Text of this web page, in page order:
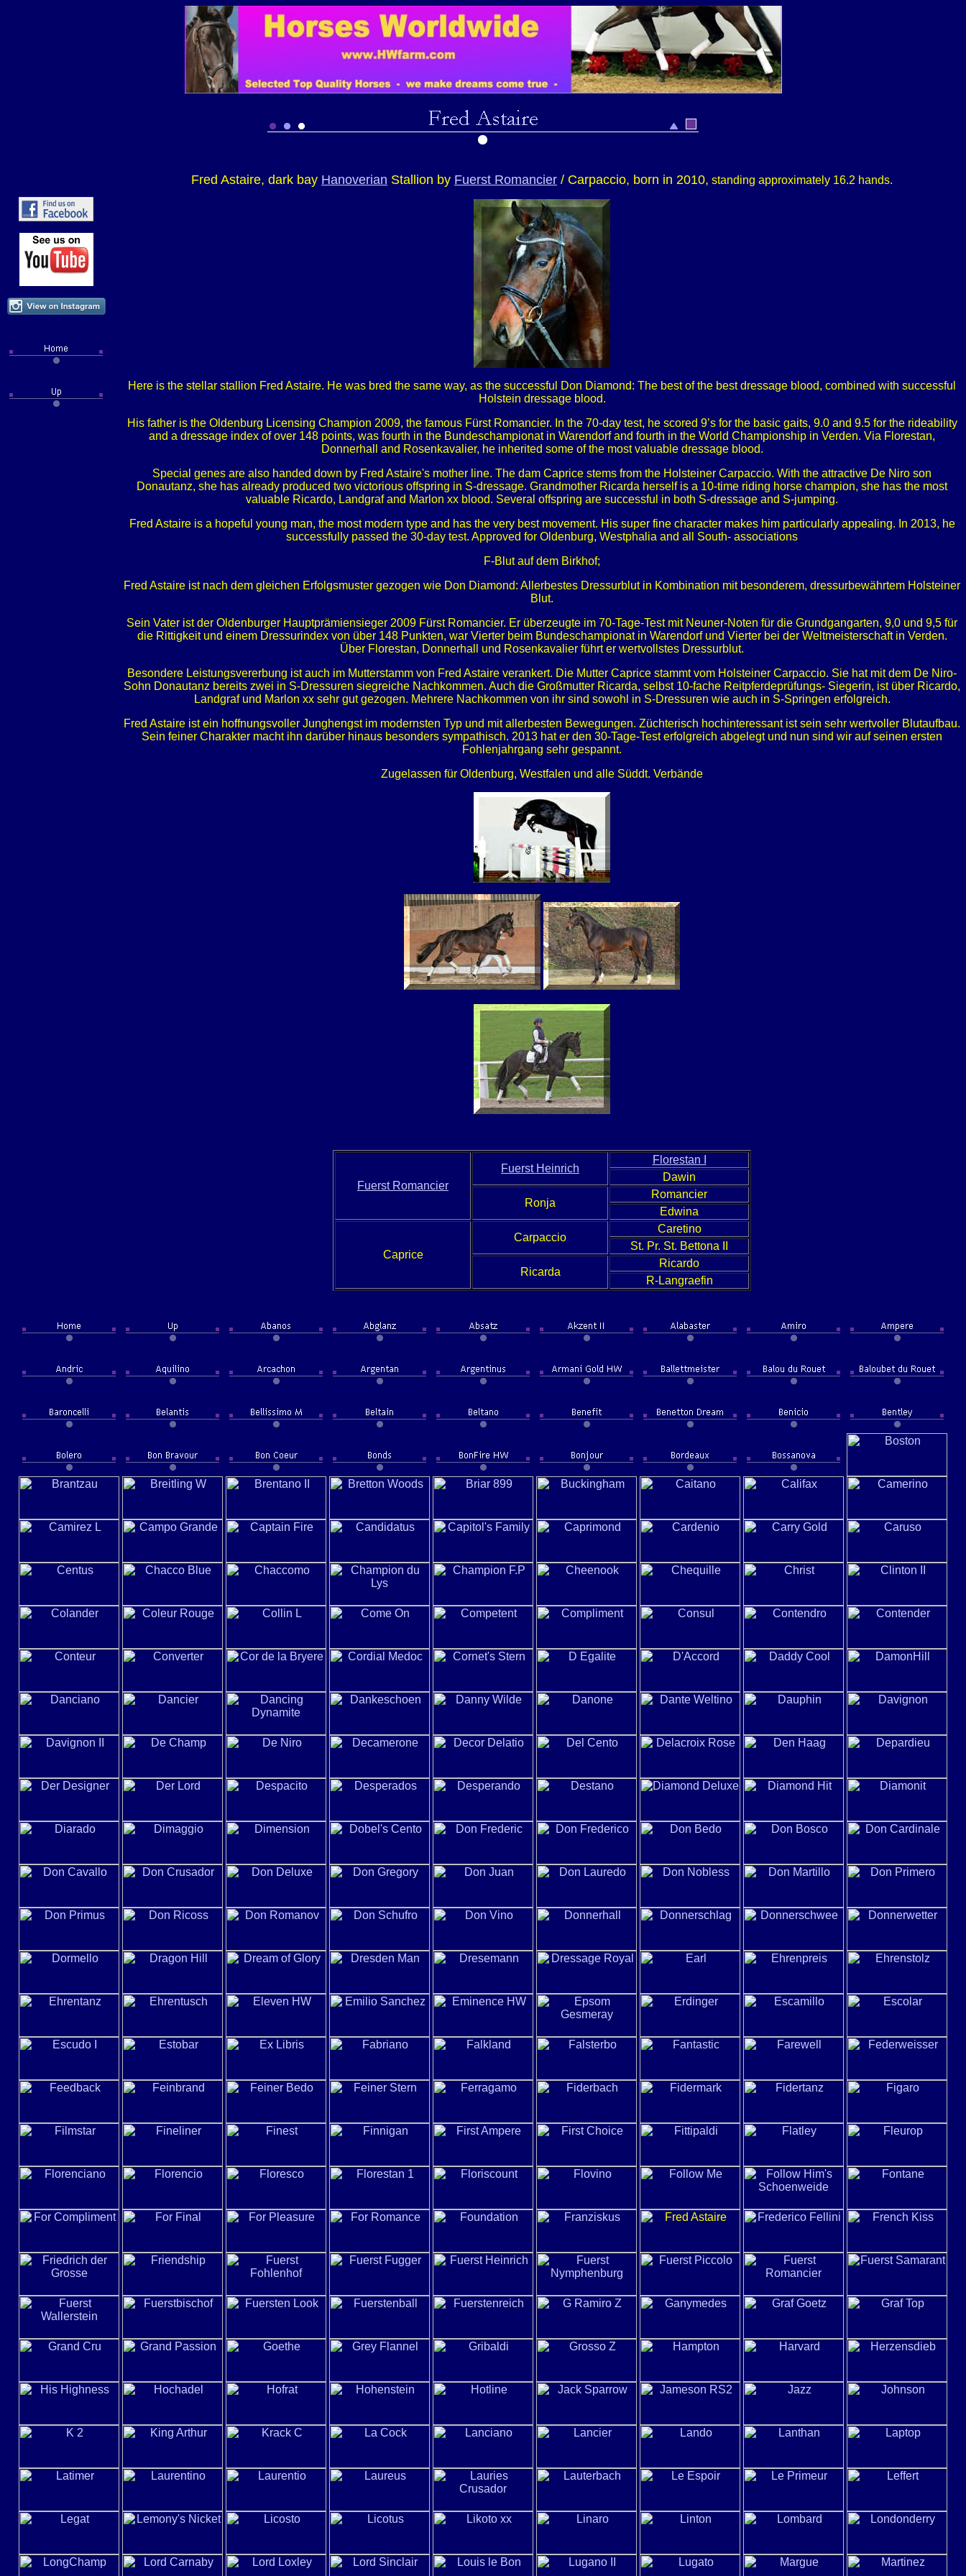
Fred Astaire, dark bay Hanoverian Stallion by Fuerst Romancier / Carpaccio, born in 2010, standing approximately 16.2 hands.
Here is the stellar stallion Fred Astaire. He was bred the same way, as the successful Don Diamond: The best of the best dressage blood, combined with successful
Holstein dressage blood.
His father is the Oldenburg Licensing Champion 2009, the famous Fürst Romancier. In the 70-day test, he scored 9’s for the basic gaits, 9.0 and 9.5 for the rideability
and a dressage index of over 148 points, was fourth in the Bundeschampionat in Warendorf and fourth in the World Championship in Verden. Via Florestan,
Donnerhall and Rosenkavalier, he inherited some of the most valuable dressage blood.
Special genes are also handed down by Fred Astaire's mother line. The dam Caprice stems from the Holsteiner Carpaccio. With the attractive De Niro son
Donautanz, she has already produced two victorious offspring in S-dressage. Grandmother Ricarda herself is a 10-time riding horse champion, she has the most
valuable Ricardo, Landgraf and Marlon xx blood. Several offspring are successful in both S-dressage and S-jumping.
Fred Astaire is a hopeful young man, the most modern type and has the very best movement. His super fine character makes him particularly appealing. In 2013, he
successfully passed the 30-day test. Approved for Oldenburg, Westphalia and all South- associations
F-Blut auf dem Birkhof;
Fred Astaire ist nach dem gleichen Erfolgsmuster gezogen wie Don Diamond: Allerbestes Dressurblut in Kombination mit besonderem, dressurbewährtem Holsteiner
Blut.
Sein Vater ist der Oldenburger Hauptprämiensieger 2009 Fürst Romancier. Er überzeugte im 70-Tage-Test mit Neuner-Noten für die Grundgangarten, 9,0 und 9,5 für
die Rittigkeit und einem Dressurindex von über 148 Punkten, war Vierter beim Bundeschampionat in Warendorf und Vierter bei der Weltmeisterschaft in Verden.
Über Florestan, Donnerhall und Rosenkavalier führt er wertvollstes Dressurblut.
Besondere Leistungsvererbung ist auch im Mutterstamm von Fred Astaire verankert. Die Mutter Caprice stammt vom Holsteiner Carpaccio. Sie hat mit dem De Niro-
Sohn Donautanz bereits zwei in S-Dressuren siegreiche Nachkommen. Auch die Großmutter Ricarda, selbst 10-fache Reitpferdeprüfungs- Siegerin, ist über Ricardo,
Landgraf und Marlon xx sehr gut gezogen. Mehrere Nachkommen von ihr sind sowohl in S-Dressuren wie auch in S-Springen erfolgreich.
Fred Astaire ist ein hoffnungsvoller Junghengst im modernsten Typ und mit allerbesten Bewegungen. Züchterisch hochinteressant ist sein sehr wertvoller Blutaufbau.
Sein feiner Charakter macht ihn darüber hinaus besonders sympathisch. 2013 hat er den 30-Tage-Test erfolgreich abgelegt und nun sind wir auf seinen ersten
Fohlenjahrgang sehr gespannt.
Zugelassen für Oldenburg, Westfalen und alle Süddt. Verbände
Fuerst Romancier
Fuerst Heinrich
Florestan I
Dawin
Ronja
Romancier
Edwina
Caprice
Carpaccio
Caretino
St. Pr. St. Bettona II
Ricarda
Ricardo
R-Langraefin